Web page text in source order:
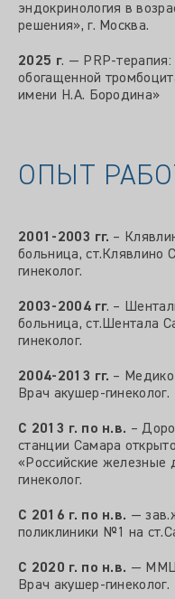
эндокринология в
решения», г. Москва.
2025 г. — PRP-
обогащенной
имени Н.А. Бородина»
ОПЫТ
2001-2003 гг. –
больница, ст.Клявлино
гинеколог.
2003-2004 гг. –
больница, ст.Шентала
гинеколог.
2004-2013 гг. –
Врач акушер-гинеколог.
С 2013 г. по н.в. –
станции Самара
«Российские железные
гинеколог.
С 2016 г. по н.в. —
поликлиники №1 на
С 2020 г. по н.в. — ММЦ
Врач акушер-гинеколог.